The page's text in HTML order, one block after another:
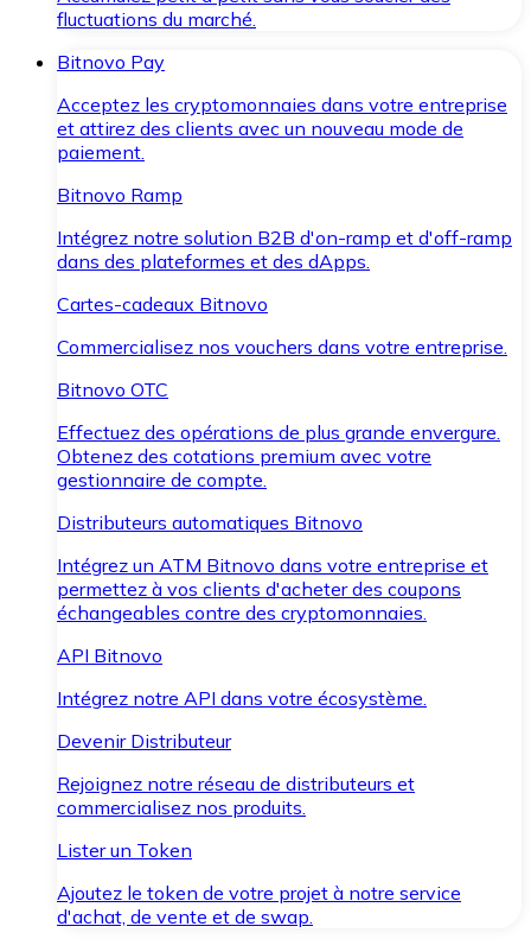
fluctuations du marché.
Bitnovo Pay
Acceptez les cryptomonnaies dans votre entreprise
et attirez des clients avec un nouveau mode de
paiement.
Bitnovo Ramp
Intégrez notre solution B2B d'on-ramp et d'off-ramp
dans des plateformes et des dApps.
Cartes-cadeaux Bitnovo
Commercialisez nos vouchers dans votre entreprise.
Bitnovo OTC
Effectuez des opérations de plus grande envergure.
Obtenez des cotations premium avec votre
gestionnaire de compte.
Distributeurs automatiques Bitnovo
Intégrez un ATM Bitnovo dans votre entreprise et
permettez à vos clients d'acheter des coupons
échangeables contre des cryptomonnaies.
API Bitnovo
Intégrez notre API dans votre écosystème.
Devenir Distributeur
Rejoignez notre réseau de distributeurs et
commercialisez nos produits.
Lister un Token
Ajoutez le token de votre projet à notre service
d'achat, de vente et de swap.